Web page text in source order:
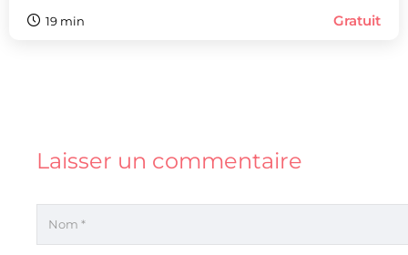
19 min Gratuit
Laisser un commentaire